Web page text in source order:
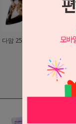
다맘 25년산 캘리포니아 햇
원